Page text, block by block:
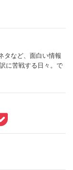
タなど、面白い情報
に苦戦する日々。で